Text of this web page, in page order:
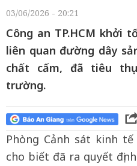
03/06/2026 - 20:21
Công an TP.HCM khởi
liên quan đường dây
chất cấm, đã tiêu
trường.
Phòng Cảnh sát kinh tế
cho biết đã ra quyết định